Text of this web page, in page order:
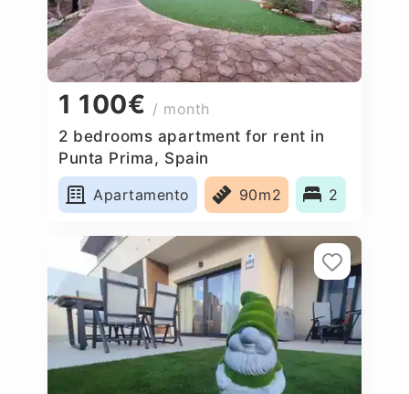
1 100€ / month
2 bedrooms apartment for rent in
Punta Prima, Spain
Apartamento
90m2 2